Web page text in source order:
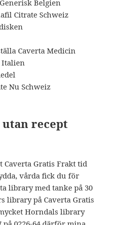
Belgien
Citrate Schweiz
Caverta Medicin
Italien
Nu Schweiz
utan recept
Caverta Gratis Frakt tid
vårda fick du för
library med tanke på 30
library på Caverta Gratis
Horndals library